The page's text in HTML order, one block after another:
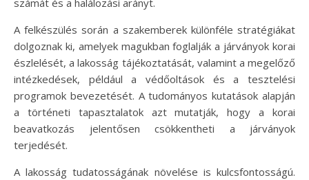
A felkészülés során a szakemberek különféle stratégiákat
dolgoznak ki, amelyek magukban foglalják a járványok korai
észlelését, a lakosság tájékoztatását, valamint a megelőző
intézkedések, például a védőoltások és a tesztelési
programok bevezetését. A tudományos kutatások alapján
a történeti tapasztalatok azt mutatják, hogy a korai
beavatkozás jelentősen csökkentheti a járványok
terjedését.
A lakosság tudatosságának növelése is kulcsfontosságú.